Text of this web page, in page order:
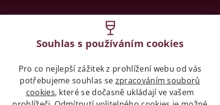
Legislativa
Zákaz prodeje alkoholických nápojů osobám
mladších 18 let.
Souhlas s používáním cookies
Pro co nejlepší zážitek z prohlížení webu od vás
potřebujeme souhlas se zpracováním souborů
cookies, které se dočasně ukládají ve vašem